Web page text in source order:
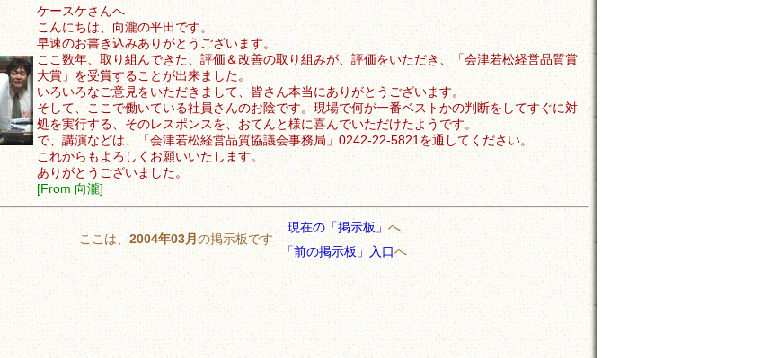
ケースケさんへ
こんにちは、向瀧の平田です。
早速のお書き込みありがとうございます。
ここ数年、取り組んできた、評価＆改善の取り組みが、評価をいただき、「会津若松経営品質賞
大賞」を受賞することが出来ました。
いろいろなご意見をいただきまして、皆さん本当にありがとうございます。
そして、ここで働いている社員さんのお陰です。現場で何が一番ベストかの判断をしてすぐに対
処を実行する、そのレスポンスを、おてんと様に喜んでいただけたようです。
で、講演などは、「会津若松経営品質協議会事務局」0242-22-5821を通してください。
これからもよろしくお願いいたします。
ありがとうございました。
[From 向瀧]
ここは、 2004年03月 の掲示板です
現在の「掲示板」 へ
「前の掲示板」入口へ